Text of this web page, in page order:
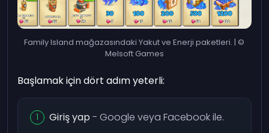
Family Island mağazasındaki Yakut ve Enerji paketleri. | ©
Melsoft Games
Başlamak için dört adım yeterli:
Giriş yap - Google veya Facebook ile.